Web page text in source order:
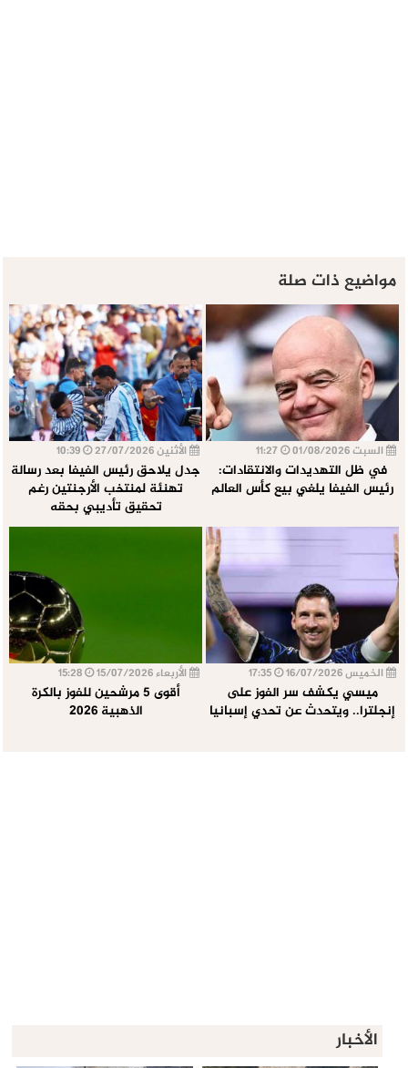
مواضيع ذات صلة
السبت 01/08/2026
في ظل التهديدات والانتقادات:
رئيس الفيفا يلغي بيع كأس العالم
الأثنين 27/07/2026
جدل يلاحق رئيس الفيفا بعد رسالة
تهنئة لمنتخب الأرجنتين رغم
تحقيق تأديبي بحقه
الخميس 16/07/2026
ميسي يكشف سر الفوز على
إنجلترا.. ويتحدث عن تحدي إسبانيا
الأربعاء 15/07/2026
أقوى 5 مرشحين للفوز بالكرة
الذهبية 2026
الأخبار